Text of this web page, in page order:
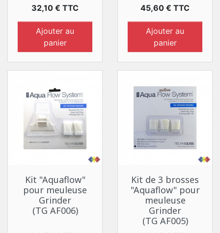
Prix
32,10 € TTC
Ajouter au
panier
Prix
45,60 € TTC
Ajouter au
panier
Kit "Aquaflow"
pour meuleuse
Grinder
(TG AF006)
Kit de 3 brosses
"Aquaflow" pour
meuleuse
Grinder
(TG AF005)